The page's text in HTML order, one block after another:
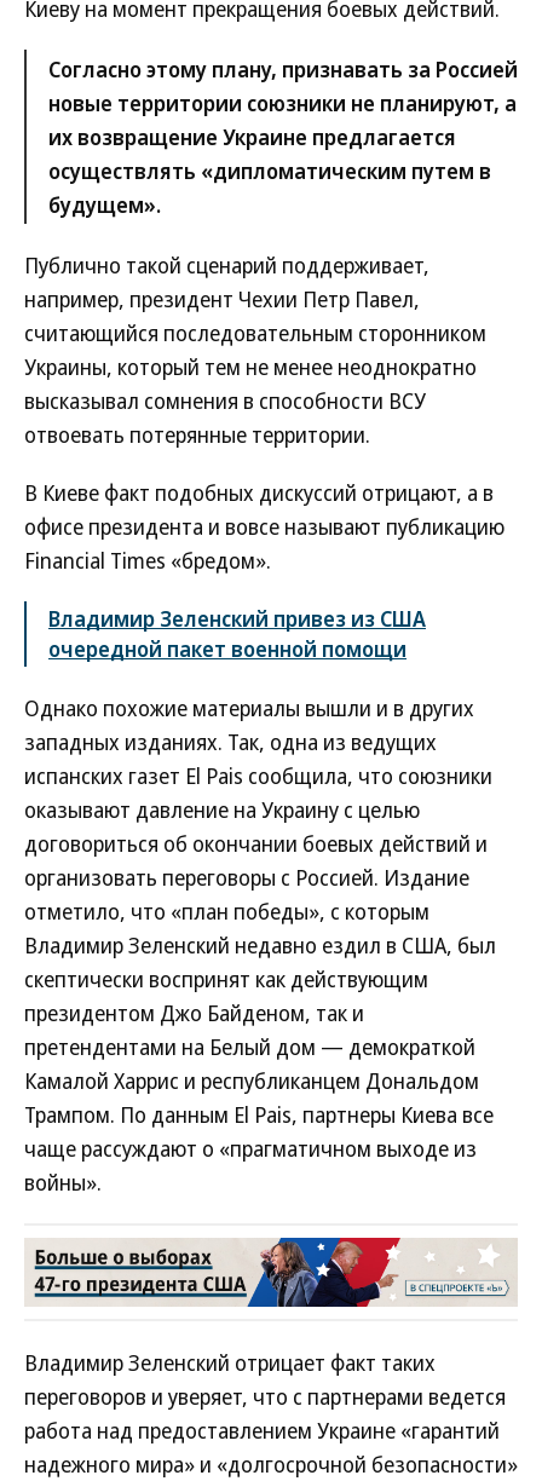
Киеву на момент прекращения боевых действий.
Согласно этому плану, признавать за Россией
новые территории союзники не планируют, а
их возвращение Украине предлагается
осуществлять «дипломатическим путем в
будущем».
Публично такой сценарий поддерживает,
например, президент Чехии Петр Павел,
считающийся последовательным сторонником
Украины, который тем не менее неоднократно
высказывал сомнения в способности ВСУ
отвоевать потерянные территории.
В Киеве факт подобных дискуссий отрицают, а в
офисе президента и вовсе называют публикацию
Financial Times «бредом».
Владимир Зеленский привез из США
очередной пакет военной помощи
Однако похожие материалы вышли и в других
западных изданиях. Так, одна из ведущих
испанских газет El Pais сообщила, что союзники
оказывают давление на Украину с целью
договориться об окончании боевых действий и
организовать переговоры с Россией. Издание
отметило, что «план победы», с которым
Владимир Зеленский недавно ездил в США, был
скептически воспринят как действующим
президентом Джо Байденом, так и
претендентами на Белый дом — демократкой
Камалой Харрис и республиканцем Дональдом
Трампом. По данным El Pais, партнеры Киева все
чаще рассуждают о «прагматичном выходе из
войны».
Владимир Зеленский отрицает факт таких
переговоров и уверяет, что с партнерами ведется
работа над предоставлением Украине «гарантий
надежного мира» и «долгосрочной безопасности»